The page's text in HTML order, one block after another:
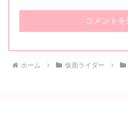
ホーム 仮面ライダー